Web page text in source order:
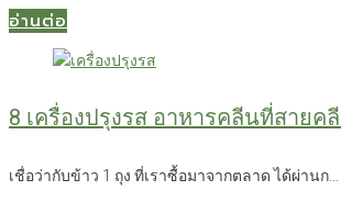
อ่านต่อ
8 เครื่องปรุงรส อาหารคลีนที่สายค
เชื่อว่ากับข้าว 1 ถุง ที่เราซื้อมาจากตลาด ได้ผ่านก...